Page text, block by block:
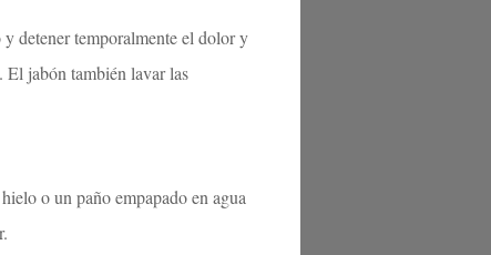
detener temporalmente el dolor y
El jabón también lavar las
o un paño empapado en agua